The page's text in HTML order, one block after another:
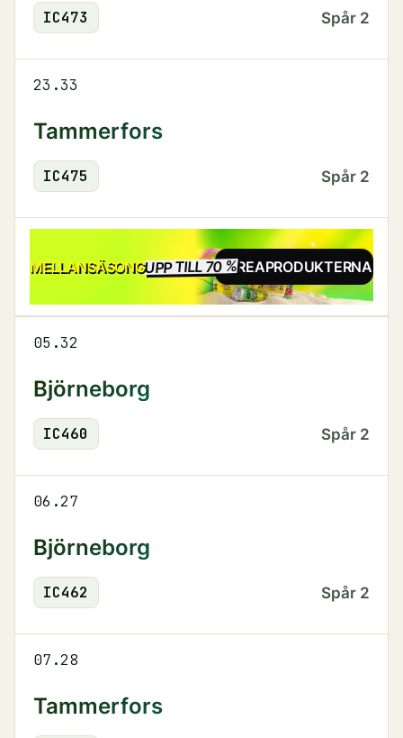
IC473 Spår 2
23.33
Tammerfors
IC475 Spår 2
MELLANSÄSONGUPP TILL 70 %REA
SE REAPRODUKTERNA
05.32
Björneborg
IC460 Spår 2
06.27
Björneborg
IC462 Spår 2
07.28
Tammerfors